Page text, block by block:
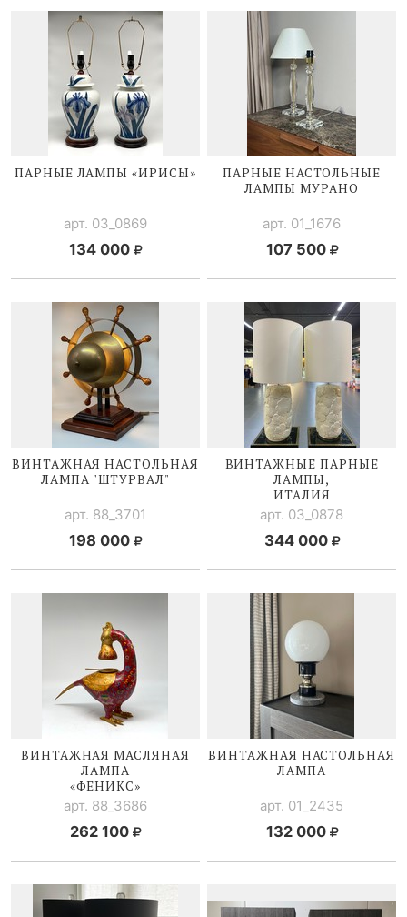
ПАРНЫЕ ЛАМПЫ «ИРИСЫ»
арт. 03_0869
134 000
ПАРНЫЕ НАСТОЛЬНЫЕ
ЛАМПЫ МУРАНО
арт. 01_1676
107 500
ВИНТАЖНАЯ НАСТОЛЬНАЯ
ЛАМПА "ШТУРВАЛ"
арт. 88_3701
198 000
ВИНТАЖНЫЕ ПАРНЫЕ
ЛАМПЫ,
ИТАЛИЯ
арт. 03_0878
344 000
ВИНТАЖНАЯ МАСЛЯНАЯ
ЛАМПА
«ФЕНИКС»
арт. 88_3686
262 100
ВИНТАЖНАЯ НАСТОЛЬНАЯ
ЛАМПА
арт. 01_2435
132 000